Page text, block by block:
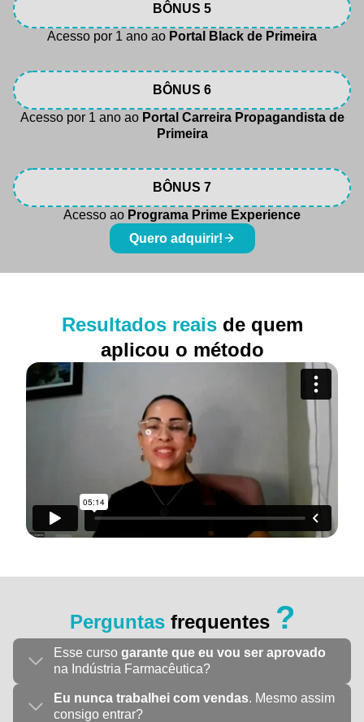
BÔNUS 5
Acesso por 1 ano ao Portal Black de Primeira
BÔNUS 6
Acesso por 1 ano ao Portal Carreira Propagandista de
Primeira
BÔNUS 7
Acesso ao Programa Prime Experience
Quero adquirir!
Resultados reaisde quem
aplicou o método
Perguntas frequentes ?
Esse curso garante que eu vou ser aprovado
na Indústria Farmacêutica?
Eu nunca trabalhei com vendas. Mesmo assim
consigo entrar?